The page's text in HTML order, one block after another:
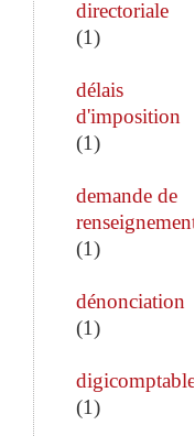
directoriale
(1)
délais
d'imposition
(1)
demande de
renseignements
(1)
dénonciation
(1)
digicomptable
(1)